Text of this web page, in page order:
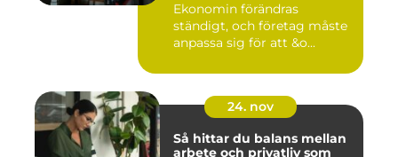
Ekonomin förändras
ständigt, och företag måste
anpassa sig för att &o...
24. nov
Så hittar du balans mellan
arbete och privatliv som